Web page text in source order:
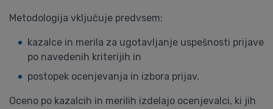
Metodologija vključuje predvsem:
kazalce in merila za ugotavljanje uspešnosti prijave
po navedenih kriterijih in
postopek ocenjevanja in izbora prijav.
Oceno po kazalcih in merilih izdelajo ocenjevalci, ki jih